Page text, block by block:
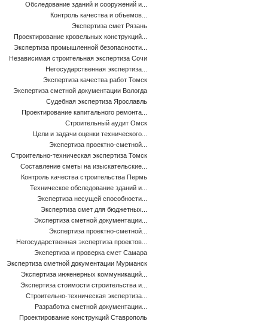
Обследование зданий и сооружений и...
Контроль качества и объемов...
Экспертиза смет Рязань
Проектирование кровельных конструкций...
Экспертиза промышленной безопасности...
Независимая строительная экспертиза Сочи
Негосударственная экспертиза...
Экспертиза качества работ Томск
Экспертиза сметной документации Вологда
Судебная экспертиза Ярославль
Проектирование капитального ремонта...
Строительный аудит Омск
Цели и задачи оценки технического...
Экспертиза проектно-сметной...
Строительно-техническая экспертиза Томск
Составление сметы на изыскательские...
Контроль качества строительства Пермь
Техническое обследование зданий и...
Экспертиза несущей способности...
Экспертиза смет для бюджетных...
Экспертиза сметной документации...
Экспертиза проектно-сметной...
Негосударственная экспертиза проектов...
Экспертиза и проверка смет Самара
Экспертиза сметной документации Мурманск
Экспертиза инженерных коммуникаций...
Экспертиза стоимости строительства и...
Строительно-техническая экспертиза...
Разработка сметной документации...
Проектирование конструкций Ставрополь